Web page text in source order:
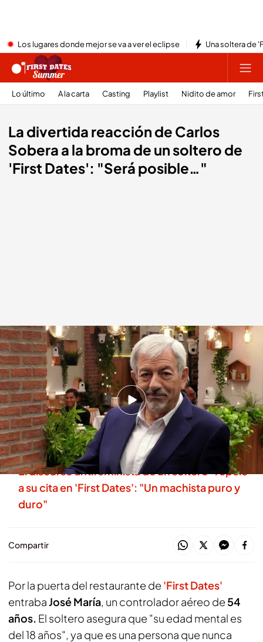
Los lugares donde mejor se va a ver el eclipse Una soltera de
Lo último A la carta Casting Playlist Nidito de amor
La divertida reacción de Carlos
Sobera a la broma de un soltero de
'First Dates': "Será posible…"
La broma de un soltero a Carlos Sobera. 'First Dates'
First Dates
18 MAR 2026 - 22:55h.
José María, soltero de 'First Dates' gasta una
broma sobre el gimnasio a Carlos Sobera y
este reacciona con humor al comentario
El discurso antifeminista de un soltero "repele"
a su cita en 'First Dates': "Un machista puro y
duro"
Compartir
Por la puerta del restaurante de 'First Dates'
entrabaJosé María, un controlador aéreo de 54
años. El soltero asegura que "su edad mental es
del 18 años", ya que es una persona que nunca